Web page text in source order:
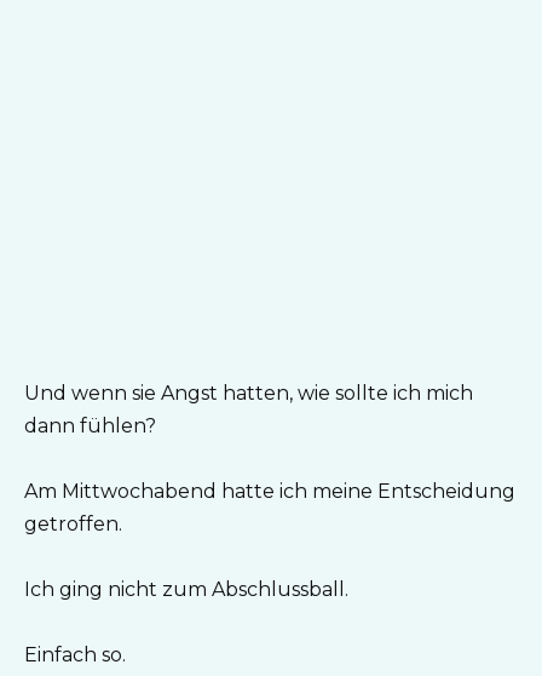
Und wenn sie Angst hatten, wie sollte ich mich
dann fühlen?
Am Mittwochabend hatte ich meine Entscheidung
getroffen.
Ich ging nicht zum Abschlussball.
Einfach so.